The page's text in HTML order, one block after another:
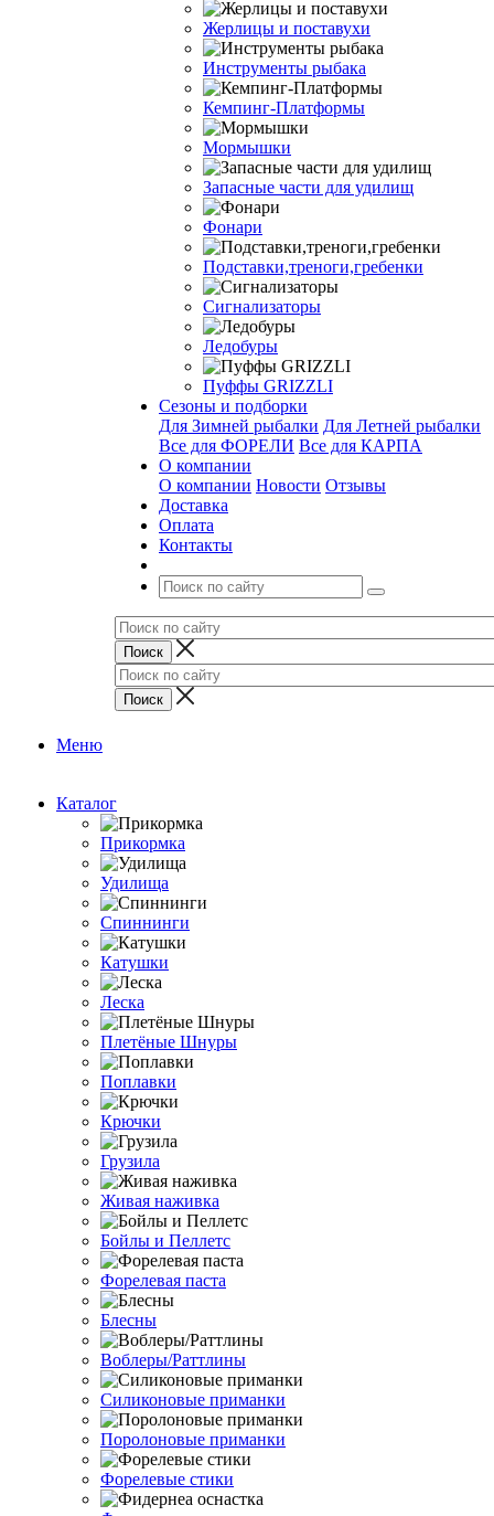
Жерлицы и поставухи
Инструменты рыбака
Кемпинг-Платформы
Мормышки
Запасные части для удилищ
Фонари
Подставки,треноги,гребенки
Сигнализаторы
Ледобуры
Пуффы GRIZZLI
Сезоны и подборки
Для Зимней рыбалки Для Летней рыбалки
Все для ФОРЕЛИ Все для КАРПА
О компании
О компании Новости Отзывы
Доставка
Оплата
Контакты
Меню
Каталог
Прикормка
Удилища
Спиннинги
Катушки
Леска
Плетёные Шнуры
Поплавки
Крючки
Грузила
Живая наживка
Бойлы и Пеллетс
Форелевая паста
Блесны
Воблеры/Раттлины
Силиконовые приманки
Поролоновые приманки
Форелевые стики